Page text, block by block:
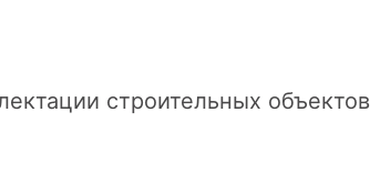
строительных объектов